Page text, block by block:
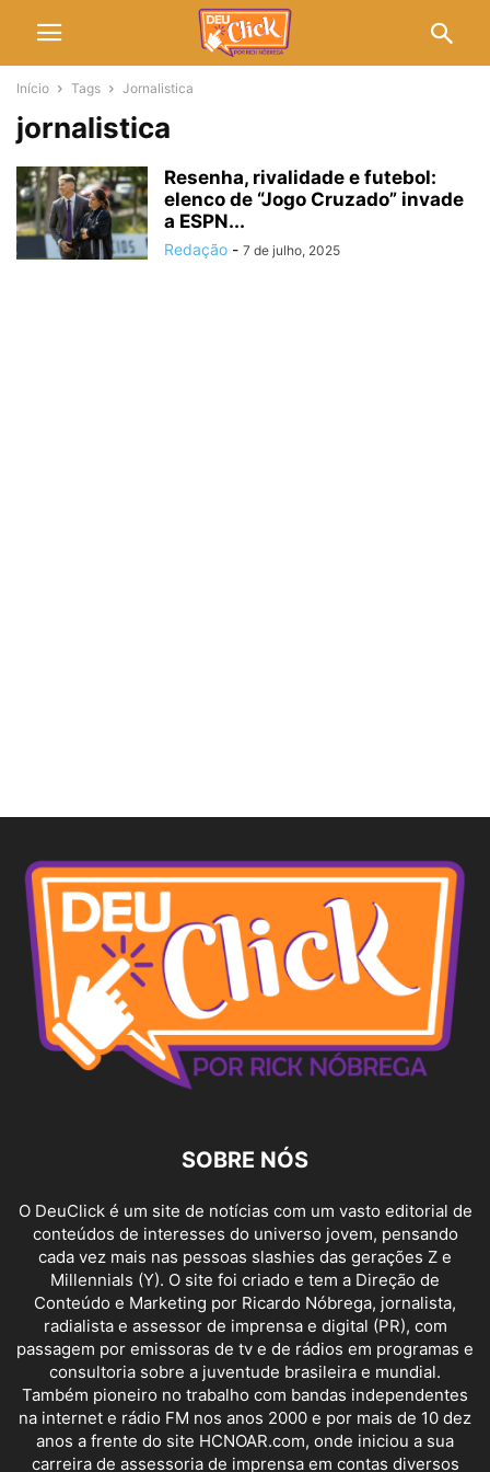
Início Tags Jornalistica
jornalistica
Resenha, rivalidade e futebol:
elenco de “Jogo Cruzado” invade
a ESPN...
Redação - 7 de julho, 2025
SOBRE NÓS
O DeuClick é um site de notícias com um vasto editorial de
conteúdos de interesses do universo jovem, pensando
cada vez mais nas pessoas slashies das gerações Z e
Millennials (Y). O site foi criado e tem a Direção de
Conteúdo e Marketing por Ricardo Nóbrega, jornalista,
radialista e assessor de imprensa e digital (PR), com
passagem por emissoras de tv e de rádios em programas e
consultoria sobre a juventude brasileira e mundial.
Também pioneiro no trabalho com bandas independentes
na internet e rádio FM nos anos 2000 e por mais de 10 dez
anos a frente do site HCNOAR.com, onde iniciou a sua
carreira de assessoria de imprensa em contas diversos